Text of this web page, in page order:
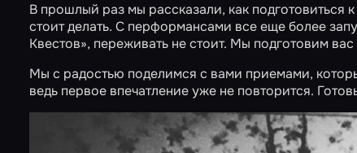
В прошлый раз мы рассказали, как подготовиться
стоит делать. С перформансами все еще более
Квестов», переживать не стоит. Мы подготовим
Мы с радостью поделимся с вами приемами,
ведь первое впечатление уже не повторится.